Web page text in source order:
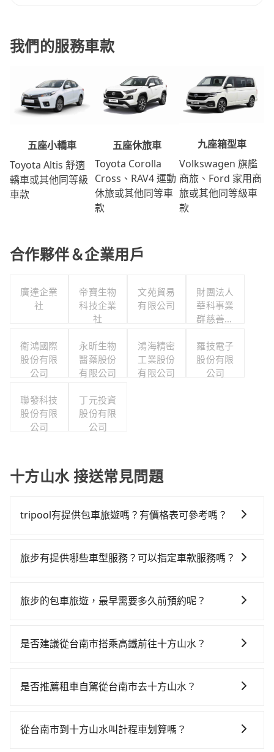
我們的服務車款
五座小轎車
Toyota Altis 舒適
轎車或其他同等級
車款
五座休旅車
Toyota Corolla
Cross、RAV4 運動
休旅或其他同等車
款
九座箱型車
Volkswagen 旗艦
商旅、Ford 家用商
旅或其他同等級車
款
合作夥伴＆企業用戶
廣達企業
社
帝寶生物
科技企業
社
文苑貿易
有限公司
財團法人
華科事業
群慈善基
衛鴻國際
股份有限
公司
永昕生物
醫藥股份
有限公司
鴻海精密
工業股份
有限公司
羅技電子
股份有限
公司
聯發科技
股份有限
公司
丁元投資
股份有限
公司
十方山水 接送常見問題
tripool有提供包車旅遊嗎？有價格表可參考嗎？
遊，從單純的單趟接送到算時間的計時包車都有，可彈
算即真實價格，免去來回電話確認。一天包車的價格可
可直接挑選小轎車、休旅車、或九人座箱型車，如需10
旅步有提供哪些車型服務？可以指定車款服務嗎？
指定車款服務的需求，可以先將您的需先提供旅步，會
旅步的包車旅遊，最早需要多久前預約呢？
提供早鳥優惠，您越早預訂就能享有更優惠的價格。所
是否建議從台南市搭乘高鐵前往十方山水？
時，且難叫計程車前往高鐵站！台南-嘉義雖然一天最多
區前往最靠近的台南高鐵站，叫一輛計程車花費約300
是否推薦租車自駕從台南市去十方山水？
時不需要閉目養神（因為要自己開車），最重要的是你
從台南市到十方山水叫計程車划算嗎？